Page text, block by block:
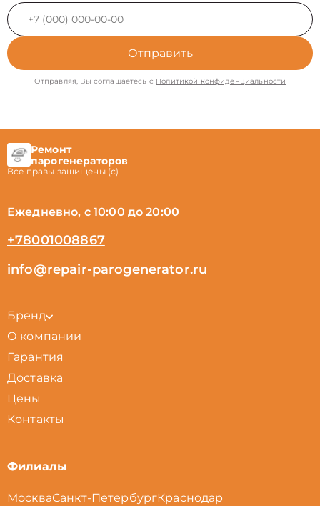
Отправить
Отправляя, Вы соглашаетесь с Политикой конфиденциальности
Ремонт
парогенераторов
Все правы защищены (с)
Ежедневно, с 10:00 до 20:00
+78001008867
info@repair-parogenerator.ru
Бренд
О компании
Гарантия
Доставка
Цены
Контакты
Филиалы
МоскваСанкт-ПетербургКраснодар